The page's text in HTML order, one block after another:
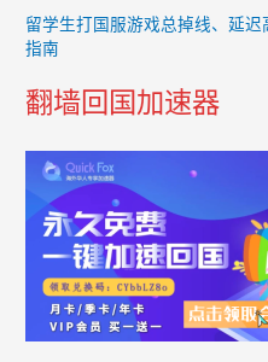
留学生打国服游戏总掉线、延
指南
翻墙回国加速器